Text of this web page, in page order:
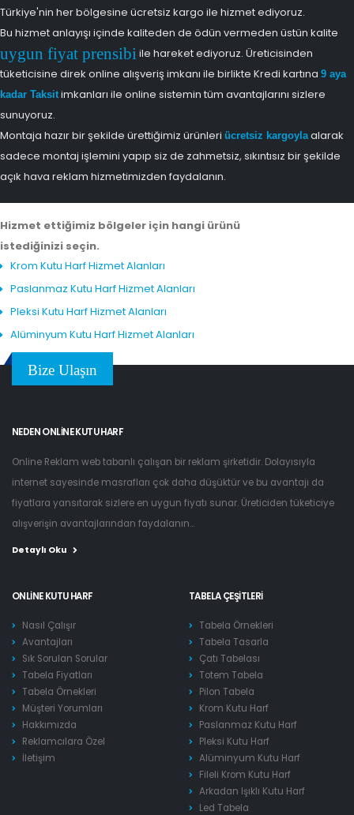
Türkiye'nin her bölgesine ücretsiz kargo ile hizmet ediyoruz.
Bu hizmet anlayışı içinde kaliteden de ödün vermeden üstün kalite
uygun fiyat prensibi ile hareket ediyoruz. Üreticisinden
tüketicisine direk online alışveriş imkanı ile birlikte Kredi kartına 9 aya
kadar Taksitimkanları ile online sistemin tüm avantajlarını sizlere
sunuyoruz.
Montaja hazır bir şekilde ürettiğimiz ürünleri ücretsiz kargoylaalarak
sadece montaj işlemini yapıp siz de zahmetsiz, sıkıntısız bir şekilde
açık hava reklam hizmetimizden faydalanın.
Hizmet ettiğimiz bölgeler için hangi ürünü
istediğinizi seçin.
Krom Kutu Harf Hizmet Alanları
Paslanmaz Kutu Harf Hizmet Alanları
Pleksi Kutu Harf Hizmet Alanları
Alüminyum Kutu Harf Hizmet Alanları
Bize Ulaşın
NEDEN ONLINE KUTU HARF
Online Reklam web tabanlı çalışan bir reklam şirketidir. Dolayısıyla
internet sayesinde masrafları çok daha düşüktür ve bu avantajı da
fiyatlara yansıtarak sizlere en uygun fiyatı sunar. Üreticiden tüketiciye
alışverişin avantajlarından faydalanın...
Detaylı Oku
ONLINE KUTU HARF
Nasıl Çalışır
Avantajları
Sık Sorulan Sorular
Tabela Fiyatları
Tabela Örnekleri
Müşteri Yorumları
Hakkımızda
Reklamcılara Özel
İletişim
TABELA ÇEŞITLERI
Tabela Örnekleri
Tabela Tasarla
Çatı Tabelası
Totem Tabela
Pilon Tabela
Krom Kutu Harf
Paslanmaz Kutu Harf
Pleksi Kutu Harf
Alüminyum Kutu Harf
Fileli Krom Kutu Harf
Arkadan Işıklı Kutu Harf
Led Tabela